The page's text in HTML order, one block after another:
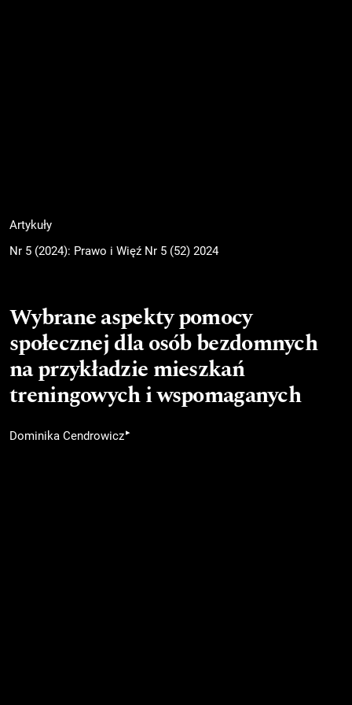
Artykuły
Nr 5 (2024): Prawo i Więź Nr 5 (52) 2024
Wybrane aspekty pomocy
społecznej dla osób bezdomnych
na przykładzie mieszkań
treningowych i wspomaganych
Dominika Cendrowicz▸